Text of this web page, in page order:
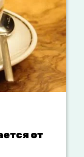
от